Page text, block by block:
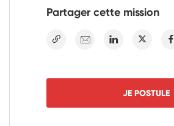
Partager cette mission
E-mail Linkedin Twitter
JE POSTULE